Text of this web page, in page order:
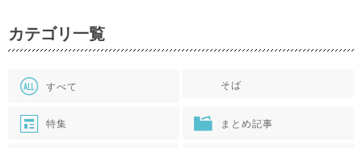
カテゴリ一覧
すべて そば
特集 まとめ記事